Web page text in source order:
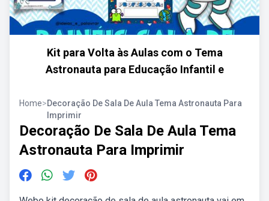
Kit para Volta às Aulas com o Tema
Astronauta para Educação Infantil e
Home>Decoração De Sala De Aula Tema Astronauta Para
Imprimir
Decoração De Sala De Aula Tema
Astronauta Para Imprimir